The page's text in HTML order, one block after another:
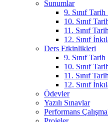
Sunumlar
9. Sınıf Tarih
10. Sınıf
11. Sınıf
12. Sınıf
Ders Etkinlikleri
9. Sınıf
10. Sınıf
11. Sınıf
12. Sınıf
Ödevler
Yazılı Sınavlar
Performans